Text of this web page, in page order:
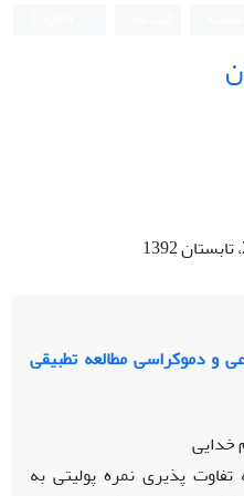
و دموکراسی مطالعه تطبیقی
خدایی
پذیری نمره پولیتی به